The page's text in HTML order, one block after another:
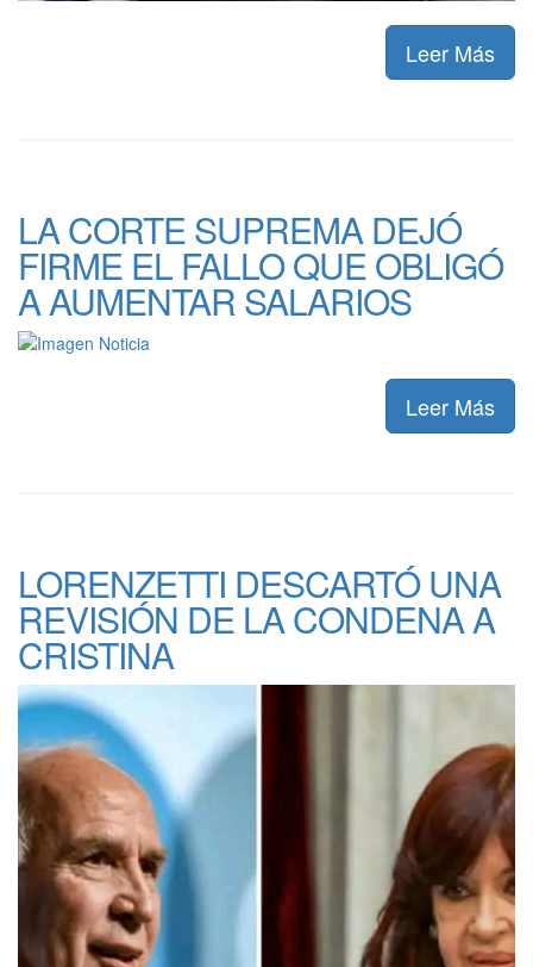
Leer Más
LA CORTE SUPREMA DEJÓ
FIRME EL FALLO QUE OBLIGÓ
A AUMENTAR SALARIOS
Leer Más
LORENZETTI DESCARTÓ UNA
REVISIÓN DE LA CONDENA A
CRISTINA